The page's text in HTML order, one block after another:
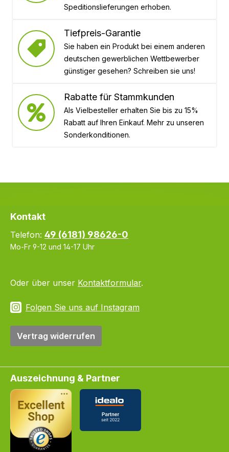
Speditionslieferungen erhoben.
Tiefpreis-Garantie
Sie haben ein Produkt bei einem anderen
deutschen gewerblichen Wettbewerber
günstiger gesehen? Schreiben sie uns!
Rabatte für Stammkunden
Als Vielbesteller erhalten Sie bis zu 15%
Rabatt auf Ihren Einkauf. Mehr zu unseren
Sonderkonditionen.
Kontakt
Telefon: 49 (6181) 98626-0
Mo-Fr 9-12 und 14-17 Uhr
Oder über unser Kontaktformular.
Folgen Sie uns auf Instagram
Vertrag widerrufen
Auszeichnung & Partner